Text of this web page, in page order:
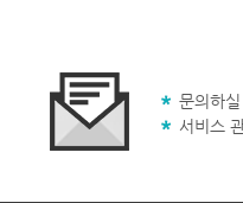
문의하
서비스